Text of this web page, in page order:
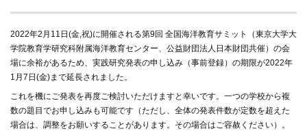
2022年2月11日(金,祝)に開催される第9回 全国海洋教育サミット（東京大学大
学院教育学研究科附属海洋教育センター、公益財団法人日本財団共催）の会
場に余裕があるため、実践研究発表の申し込み（事前登録）の期限が2022年
1月7日(金)まで延長されました。
これを機にご発表を再度ご検討いただけますと幸いです。一つの学校から複
数の題目でお申し込みも可能です（ただし、全体の発表件数が定数を超えた
場合は、調整をお願いすることがあります。その場合はご容赦ください）。